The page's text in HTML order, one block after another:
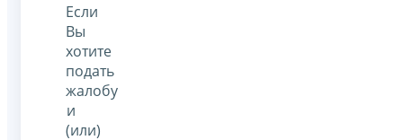
Если
Вы
хотите
подать
жалобу
и
(или)